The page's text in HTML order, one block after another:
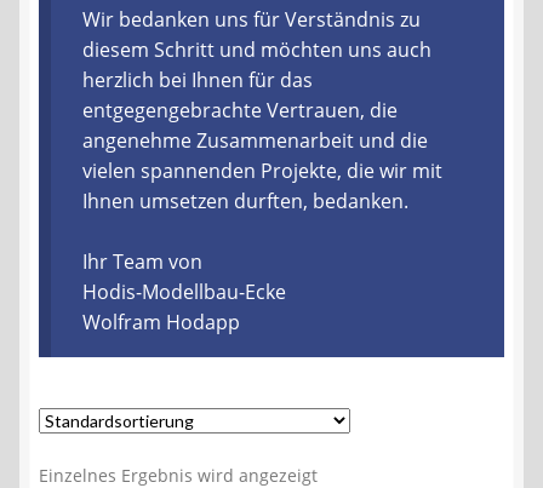
Elektro- und Elektronikgeräte Verordnung
Öle- und Schmierstoff Verordnung
Vereine & Foren
Kontakt
Wir bedanken uns für Verständnis zu
diesem Schritt und möchten uns auch
herzlich bei Ihnen für das
entgegengebrachte Vertrauen, die
angenehme Zusammenarbeit und die
vielen spannenden Projekte, die wir mit
Ihnen umsetzen durften, bedanken.
Ihr Team von
Hodis-Modellbau-Ecke
Wolfram Hodapp
Einzelnes Ergebnis wird angezeigt